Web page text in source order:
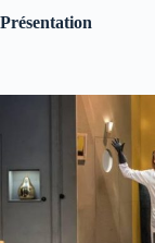
Présentation